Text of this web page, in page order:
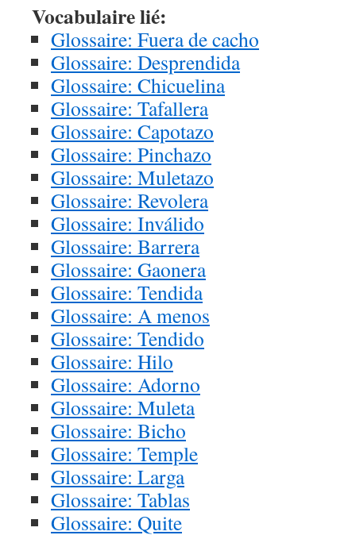
Vocabulaire lié:
Glossaire: Fuera de cacho
Glossaire: Desprendida
Glossaire: Chicuelina
Glossaire: Tafallera
Glossaire: Capotazo
Glossaire: Pinchazo
Glossaire: Muletazo
Glossaire: Revolera
Glossaire: Inválido
Glossaire: Barrera
Glossaire: Gaonera
Glossaire: Tendida
Glossaire: A menos
Glossaire: Tendido
Glossaire: Hilo
Glossaire: Adorno
Glossaire: Muleta
Glossaire: Bicho
Glossaire: Temple
Glossaire: Larga
Glossaire: Tablas
Glossaire: Quite